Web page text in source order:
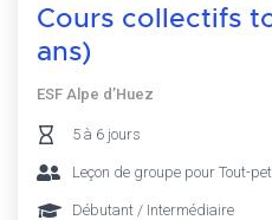
Cours collectifs
ans)
ESF Alpe d’Huez
5 à 6 jours
Leçon de groupe pour Tout-
Débutant / Intermédiaire